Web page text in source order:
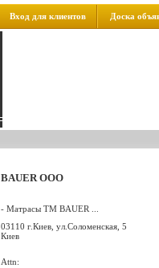
Вход для клиентов Доска
BAUER ООО
- Матрасы ТМ BAUER ...
03110 г.Киев, ул.Соломенская, 5
Киев
Attn: